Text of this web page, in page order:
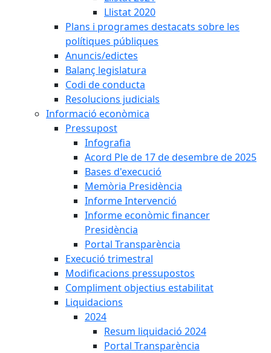
Llistat 2020
Plans i programes destacats sobre les
polítiques públiques
Anuncis/edictes
Balanç legislatura
Codi de conducta
Resolucions judicials
Informació econòmica
Pressupost
Infografia
Acord Ple de 17 de desembre de 2025
Bases d'execució
Memòria Presidència
Informe Intervenció
Informe econòmic financer
Presidència
Portal Transparència
Execució trimestral
Modificacions pressupostos
Compliment objectius estabilitat
Liquidacions
2024
Resum liquidació 2024
Portal Transparència